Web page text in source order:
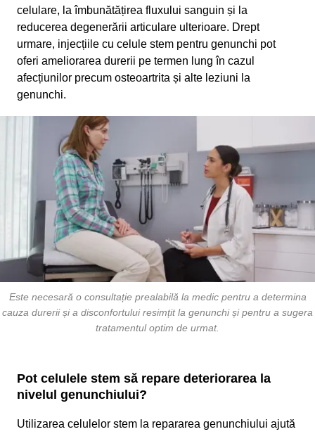
celulare, la îmbunătățirea fluxului sanguin și la
reducerea degenerării articulare ulterioare. Drept
urmare, injecțiile cu celule stem pentru genunchi pot
oferi ameliorarea durerii pe termen lung în cazul
afecțiunilor precum osteoartrita și alte leziuni la
genunchi.
Este necesară o consultație prealabilă la medic pentru a determina
cauza durerii și a disconfortului resimțit la genunchi și pentru a sugera
tratamentul optim de urmat.
Pot celulele stem să repare deteriorarea la
nivelul genunchiului?
Utilizarea celulelor stem la repararea genunchiului ajută